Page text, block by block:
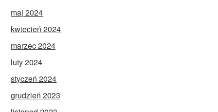
maj 2024
kwiecień 2024
marzec 2024
luty 2024
styczeń 2024
grudzień 2023